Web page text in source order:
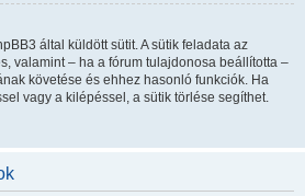
által küldött sütit. A sütik feladata az
valamint – ha a fórum tulajdonosa beállította –
követése és ehhez hasonló funkciók. Ha
vagy a kilépéssel, a sütik törlése segíthet.